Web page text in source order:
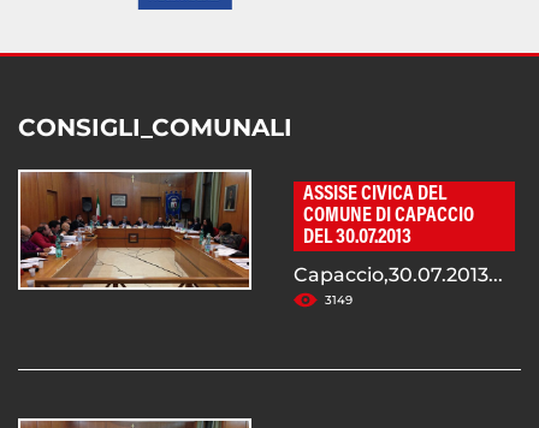
CONSIGLI_COMUNALI
ASSISE CIVICA DEL
COMUNE DI CAPACCIO
DEL 30.07.2013
Capaccio,30.07.2013...
3149